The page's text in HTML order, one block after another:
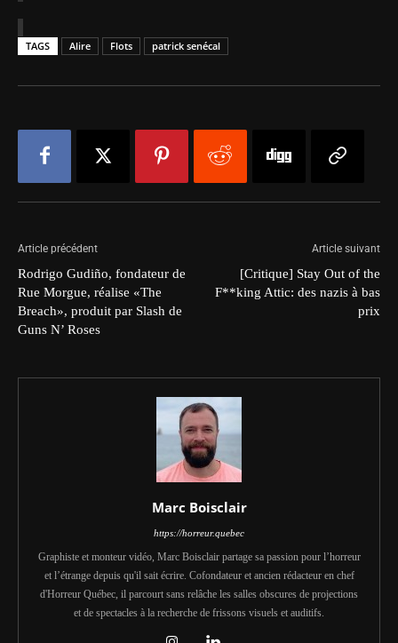
TAGS Alire Flots patrick senécal
Article précédent
Rodrigo Gudiño, fondateur de
Rue Morgue, réalise «The
Breach», produit par Slash de
Guns N’ Roses
Article suivant
[Critique] Stay Out of the
F**king Attic: des nazis à bas
prix
Marc Boisclair
https://horreur.quebec
Graphiste et monteur vidéo, Marc Boisclair partage sa passion pour l’horreur
et l’étrange depuis qu'il sait écrire. Cofondateur et ancien rédacteur en chef
d'Horreur Québec, il parcourt sans relâche les salles obscures de projections
et de spectacles à la recherche de frissons visuels et auditifs.